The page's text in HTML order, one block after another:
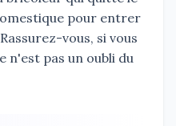
pour entrer
vous, si vous
n'est pas un oubli du